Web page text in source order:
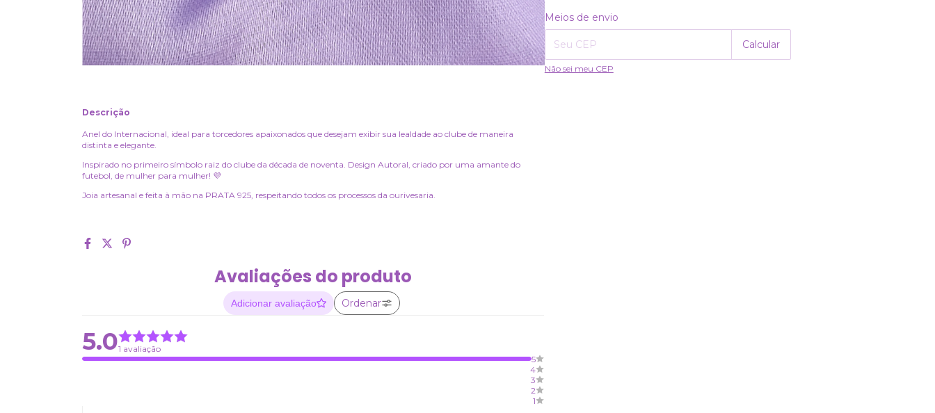
Entregas para o CEP:
Meios de envio
Calcular
Não sei meu CEP
Descrição
Anel do Internacional, ideal para torcedores apaixonados que desejam exibir sua lealdade ao clube de maneira
distinta e elegante.
Inspirado no primeiro símbolo raiz do clube da década de noventa. Design Autoral, criado por uma amante do
futebol, de mulher para mulher! 💜
Joia artesanal e feita à mão na PRATA 925, respeitando todos os processos da ourivesaria.
Avaliações do produto
Adicionar avaliação Ordenar
5.01 avaliação
5
4
3
2
1